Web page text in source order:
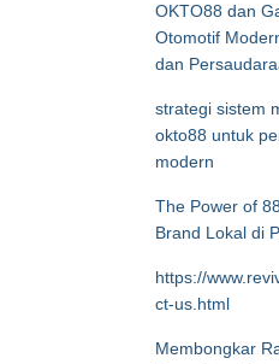
OKTO88 dan
Otomotif
dan
strategi sistem
okto88 untuk
modern
The Power of
Brand Lokal di
https://
ct-us.html
Membongkar